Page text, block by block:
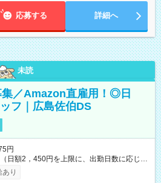
応募する 詳細へ
未読
／Amazon直雇用！◎日
フ｜広島佐伯DS
円
日額2，450円を上限に、出勤日数に応じて
の上限あり、手数料無料（Amazon負担）
り